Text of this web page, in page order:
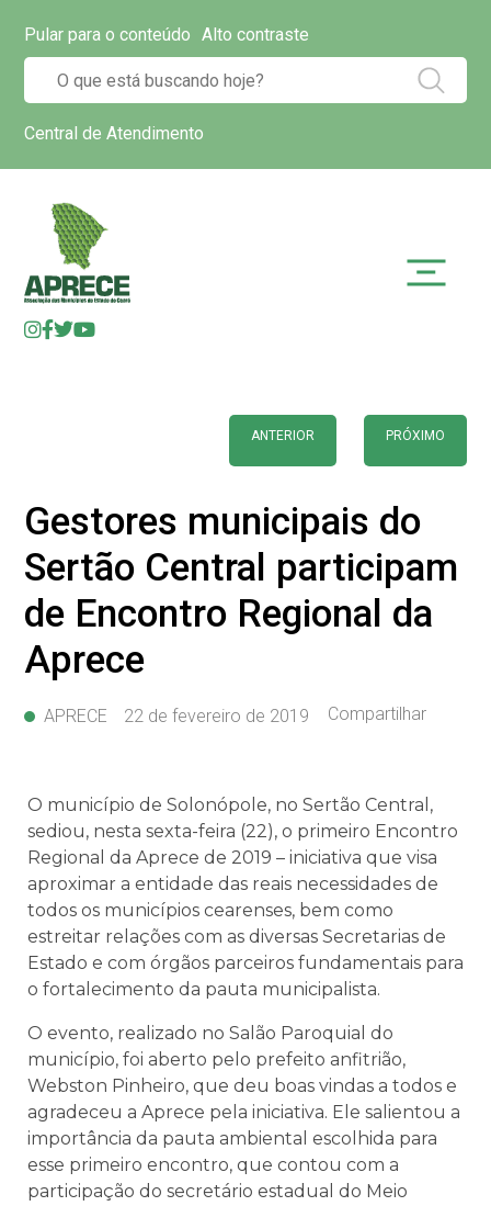
Pular para o conteúdo Alto contraste
Central de Atendimento
ANTERIOR PRÓXIMO
Gestores municipais do
Sertão Central participam
de Encontro Regional da
Aprece
APRECE 22 de fevereiro de 2019 Compartilhar
O município de Solonópole, no Sertão Central,
sediou, nesta sexta-feira (22), o primeiro Encontro
Regional da Aprece de 2019 – iniciativa que visa
aproximar a entidade das reais necessidades de
todos os municípios cearenses, bem como
estreitar relações com as diversas Secretarias de
Estado e com órgãos parceiros fundamentais para
o fortalecimento da pauta municipalista.
O evento, realizado no Salão Paroquial do
município, foi aberto pelo prefeito anfitrião,
Webston Pinheiro, que deu boas vindas a todos e
agradeceu a Aprece pela iniciativa. Ele salientou a
importância da pauta ambiental escolhida para
esse primeiro encontro, que contou com a
participação do secretário estadual do Meio